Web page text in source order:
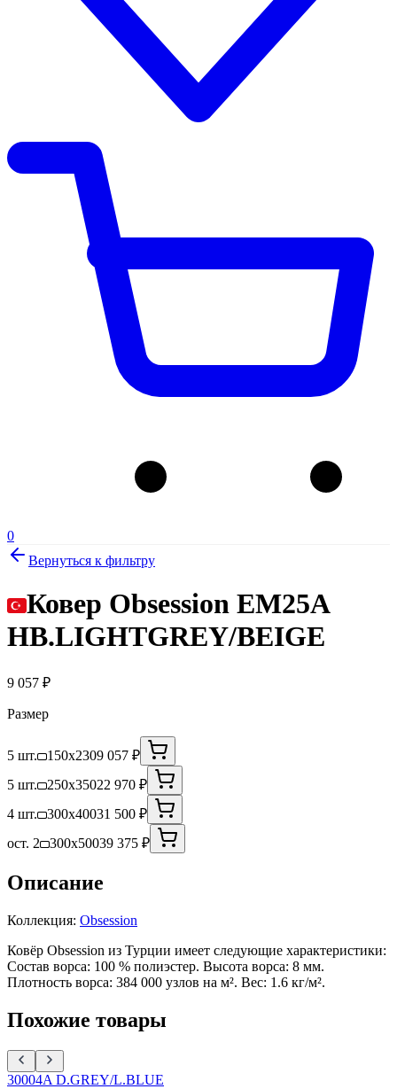
0
Вернуться к фильтру
Ковер Obsession EM25A
HB.LIGHTGREY/BEIGE
9 057 ₽
Размер
5 шт. 150x2309 057 ₽
5 шт.
250x35022 970 ₽
4 шт.
300x40031 500 ₽
ост. 2
300x50039 375 ₽
Описание
Коллекция: Obsession
Ковёр Obsession из Турции имеет следующие характеристики:
Состав ворса: 100 % полиэстер. Высота ворса: 8 мм.
Плотность ворса: 384 000 узлов на м². Вес: 1.6 кг/м².
Похожие товары
30004A D.GREY/L.BLUE